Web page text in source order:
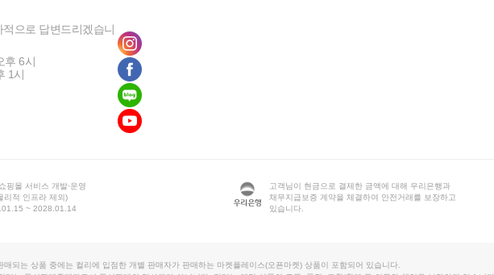
으로 답변드리겠습니
후 6시
1시
핑몰 서비스 개발·운영
리적 인프라 제외)
~ 2028.01.14
고객님이 현금으로 결제한 금액에 대해 우리은행과
채무지급보증 계약을 체결하여 안전거래를 보장하고
있습니다.
매되는 상품 중에는 컬리에 입점한 개별 판매자가 판매하는 마켓플레이스(오픈마켓) 상품이 포함되어 있습니다.